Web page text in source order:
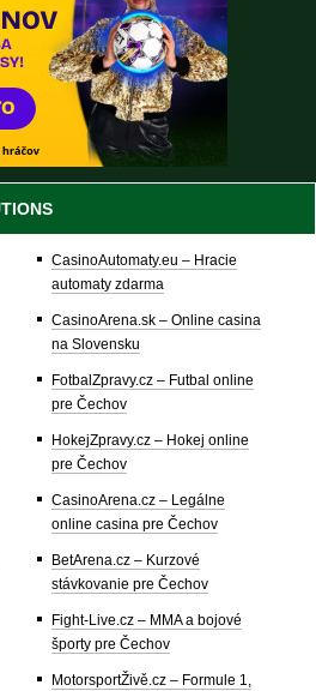
CasinoAutomaty.eu – Hracie
automaty zdarma
CasinoArena.sk – Online casina
na Slovensku
FotbalZpravy.cz – Futbal online
pre Čechov
HokejZpravy.cz – Hokej online
pre Čechov
CasinoArena.cz – Legálne
online casina pre Čechov
BetArena.cz – Kurzové
stávkovanie pre Čechov
Fight-Live.cz – MMA a bojové
športy pre Čechov
MotorsportŽivě.cz – Formule 1,